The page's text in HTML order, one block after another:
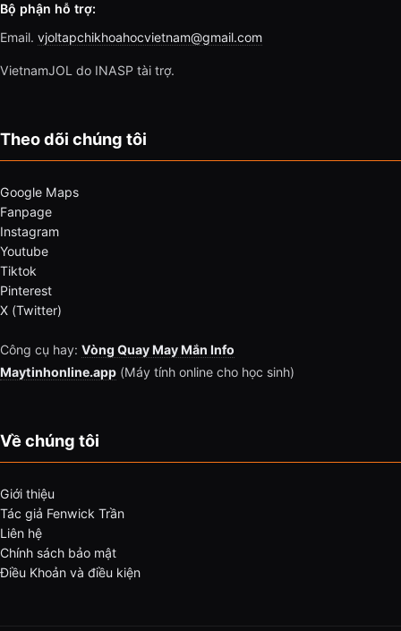
Bộ phận hỗ trợ:
Email. vjoltapchikhoahocvietnam@gmail.com
VietnamJOL do INASP tài trợ.
Theo dõi chúng tôi
Google Maps
Fanpage
Instagram
Youtube
Tiktok
Pinterest
X (Twitter)
Công cụ hay: Vòng Quay May Mắn Info
Maytinhonline.app (Máy tính online cho học sinh)
Về chúng tôi
Giới thiệu
Tác giả Fenwick Trần
Liên hệ
Chính sách bảo mật
Điều Khoản và điều kiện